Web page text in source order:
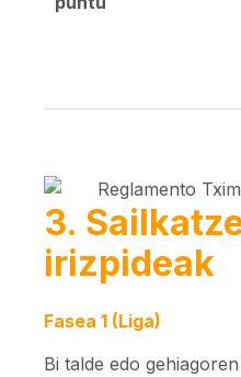
3.
irizpideak
Fasea 1 (Liga)
Bi talde edo